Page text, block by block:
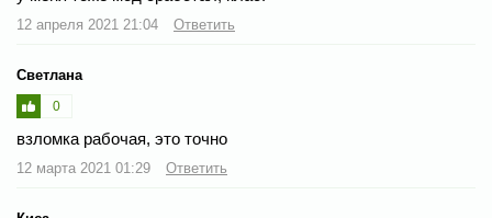
12 апреля 2021 21:04 Ответить
Светлана
0
взломка рабочая, это точно
12 марта 2021 01:29 Ответить